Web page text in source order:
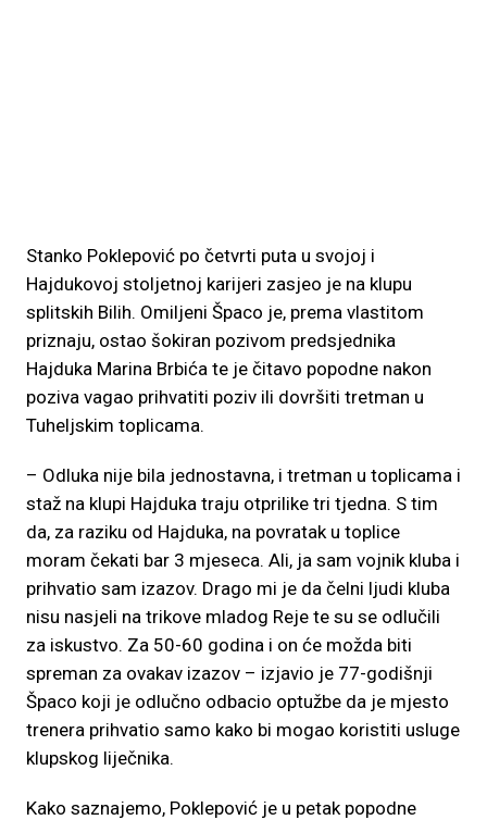
Stanko Poklepović po četvrti puta u svojoj i
Hajdukovoj stoljetnoj karijeri zasjeo je na klupu
splitskih Bilih. Omiljeni Špaco je, prema vlastitom
priznaju, ostao šokiran pozivom predsjednika
Hajduka Marina Brbića te je čitavo popodne nakon
poziva vagao prihvatiti poziv ili dovršiti tretman u
Tuheljskim toplicama.
– Odluka nije bila jednostavna, i tretman u toplicama i
staž na klupi Hajduka traju otprilike tri tjedna. S tim
da, za raziku od Hajduka, na povratak u toplice
moram čekati bar 3 mjeseca. Ali, ja sam vojnik kluba i
prihvatio sam izazov. Drago mi je da čelni ljudi kluba
nisu nasjeli na trikove mladog Reje te su se odlučili
za iskustvo. Za 50-60 godina i on će možda biti
spreman za ovakav izazov – izjavio je 77-godišnji
Špaco koji je odlučno odbacio optužbe da je mjesto
trenera prihvatio samo kako bi mogao koristiti usluge
klupskog liječnika.
Kako saznajemo, Poklepović je u petak popodne